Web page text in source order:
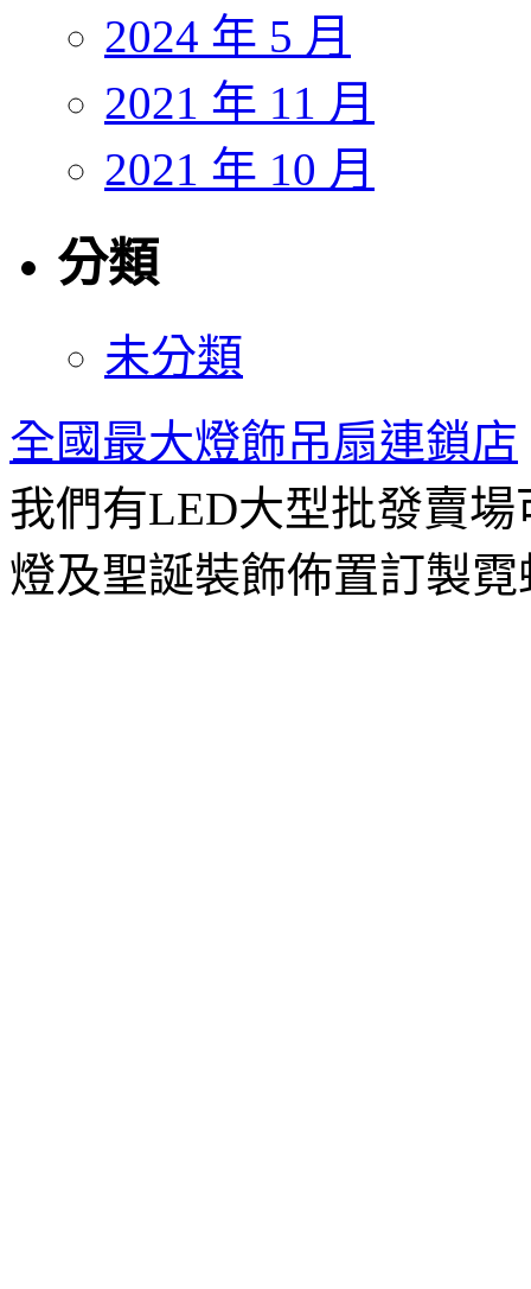
2024 年 5 月
2021 年 11 月
2021 年 10 月
分類
未分類
全國最大燈飾吊扇連鎖店
我們有LED大型批發賣
燈及聖誕裝飾佈置訂製